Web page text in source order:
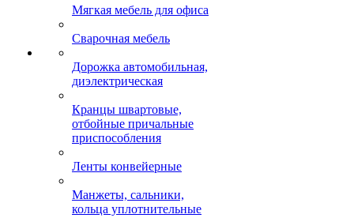
Мягкая мебель для офиса
Сварочная мебель
Дорожка автомобильная,
диэлектрическая
Кранцы швартовые,
отбойные причальные
приспособления
Ленты конвейерные
Манжеты, сальники,
кольца уплотнительные